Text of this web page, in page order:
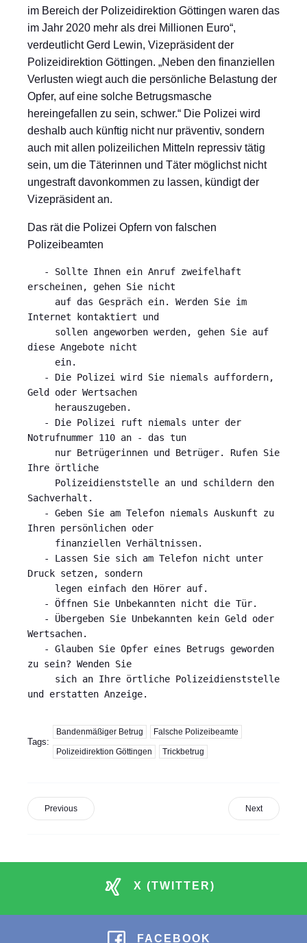
im Bereich der Polizeidirektion Göttingen waren das
im Jahr 2020 mehr als drei Millionen Euro“,
verdeutlicht Gerd Lewin, Vizepräsident der
Polizeidirektion Göttingen. „Neben den finanziellen
Verlusten wiegt auch die persönliche Belastung der
Opfer, auf eine solche Betrugsmasche
hereingefallen zu sein, schwer.“ Die Polizei wird
deshalb auch künftig nicht nur präventiv, sondern
auch mit allen polizeilichen Mitteln repressiv tätig
sein, um die Täterinnen und Täter möglichst nicht
ungestraft davonkommen zu lassen, kündigt der
Vizepräsident an.
Das rät die Polizei Opfern von falschen
Polizeibeamten
erscheinen, gehen Sie nicht
Internet kontaktiert und
diese Angebote nicht
Geld oder Wertsachen
Notrufnummer 110 an - das tun
Ihre örtliche
Sachverhalt.
Ihren persönlichen oder
Druck setzen, sondern
Wertsachen.
zu sein? Wenden Sie
und erstatten Anzeige.
Tags:
Bandenmäßiger Betrug Falsche Polizeibeamte
Polizeidirektion Göttingen Trickbetrug
Previous Next
X (TWITTER)
FACEBOOK